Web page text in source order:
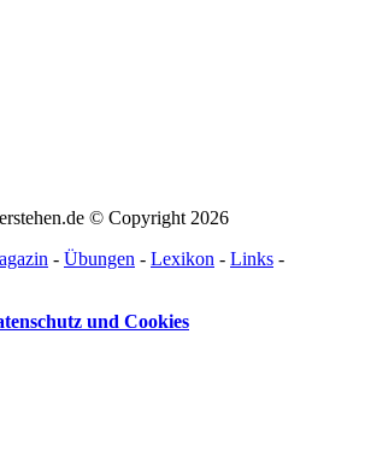
© Copyright 2026
- Übungen - Lexikon - Links -
und Cookies